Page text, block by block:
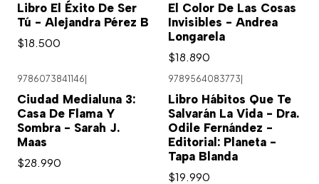
Libro El Éxito De Ser
Tú - Alejandra Pérez B
$18.500
El Color De Las Cosas
Invisibles - Andrea
Longarela
$18.890
9786073841146
Ciudad Medialuna 3:
Casa De Flama Y
Sombra - Sarah J.
Maas
$28.990
9789564083773
Libro Hábitos Que Te
Salvarán La Vida - Dra.
Odile Fernández -
Editorial: Planeta -
Tapa Blanda
$19.990